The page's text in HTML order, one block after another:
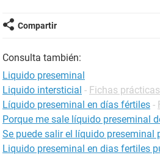
Compartir
Consulta también:
Liquido preseminal
Liquido intersticial - Fichas
Líquido preseminal en días fértiles -
Porque me sale líquido preseminal
Se puede salir el líquido preseminal
Liquido preseminal en dias fertiles